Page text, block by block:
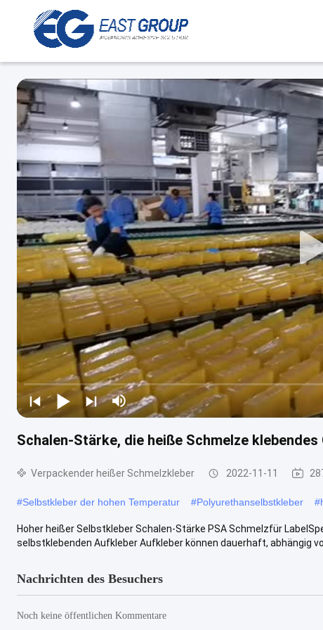
Schalen-Stärke, die heiße Schmelze
Verpackender heißer Schmelzkleber 2022-11-11
#Selbstkleber der hohen Temperatur #Polyurethanselbstkleber #
Hoher heißer Selbstkleber Schalen-Stärke PSA Schmelzfür
selbstklebenden Aufkleber Aufkleber können dauerhaft, abhängig
Nachrichten des Besuchers
Noch keine öffentlichen Kommentare